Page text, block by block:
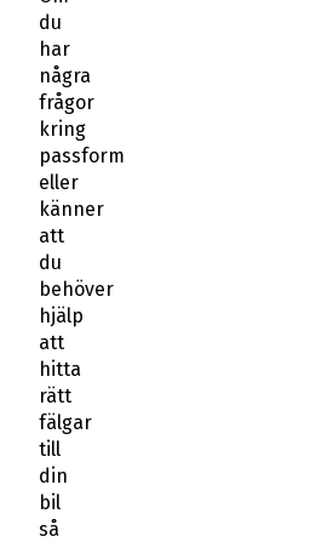
du
har
några
frågor
kring
passform
eller
känner
att
du
behöver
hjälp
att
hitta
rätt
fälgar
till
din
bil
så